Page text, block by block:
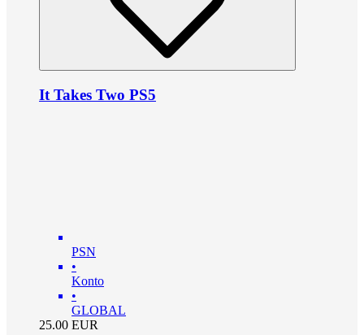
It Takes Two PS5
PSN
•
Konto
•
GLOBAL
25.00 EUR